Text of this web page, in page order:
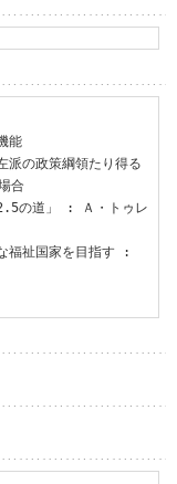
能
の政策綱領たり得る
合
の道」 : Ａ・トゥレ
福祉国家を目指す :